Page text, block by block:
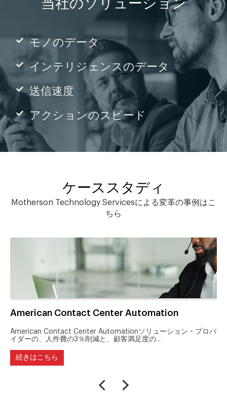
当社のソリューション
モノのデータ
インテリジェンスのデータ
送信速度
アクションのスピード
ケーススタディ
Motherson Technology Servicesによる変革の事例はこ
ちら
American Contact Center Automation
American Contact Center Automationソリューション・プロバ
イダーの、人件費の3％削減と、顧客満足度の...
続きはこちら